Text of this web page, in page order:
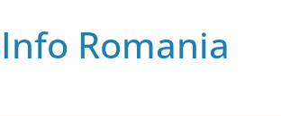
Romania